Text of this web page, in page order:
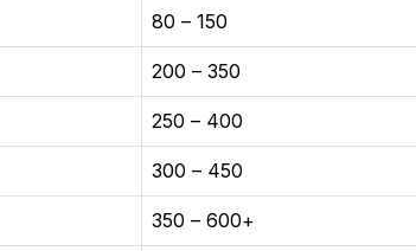
80 – 150
200 – 350
250 – 400
300 – 450
350 – 600+